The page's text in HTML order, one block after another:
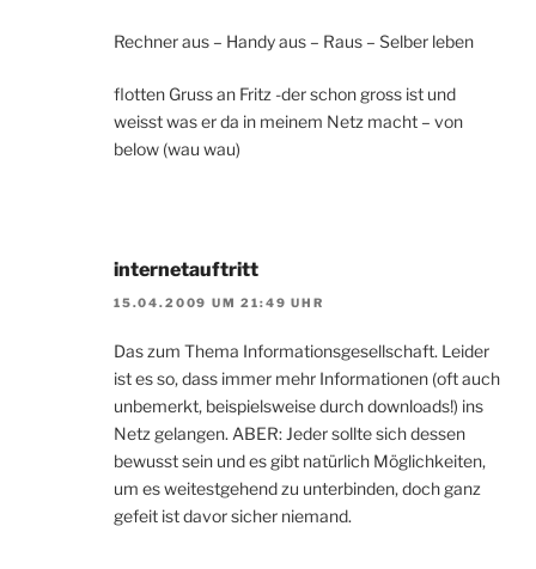
Rechner aus – Handy aus – Raus – Selber leben
flotten Gruss an Fritz -der schon gross ist und
weisst was er da in meinem Netz macht – von
below (wau wau)
internetauftritt
15.04.2009 UM 21:49 UHR
Das zum Thema Informationsgesellschaft. Leider
ist es so, dass immer mehr Informationen (oft auch
unbemerkt, beispielsweise durch downloads!) ins
Netz gelangen. ABER: Jeder sollte sich dessen
bewusst sein und es gibt natürlich Möglichkeiten,
um es weitestgehend zu unterbinden, doch ganz
gefeit ist davor sicher niemand.